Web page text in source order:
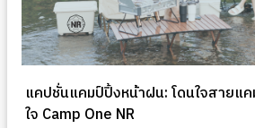
แคปชั่นแคมป์ปิ้งหน้าฝน: โดนใจสายแ
ใจ Camp One NR